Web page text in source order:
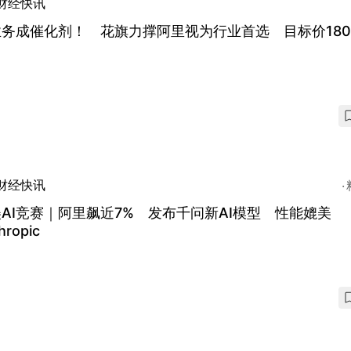
成催化剂！ 花旗力撑阿里视为行业首选 目标价
经快讯
竞赛｜阿里飙近7% 发布千问新AI模型 性能媲美